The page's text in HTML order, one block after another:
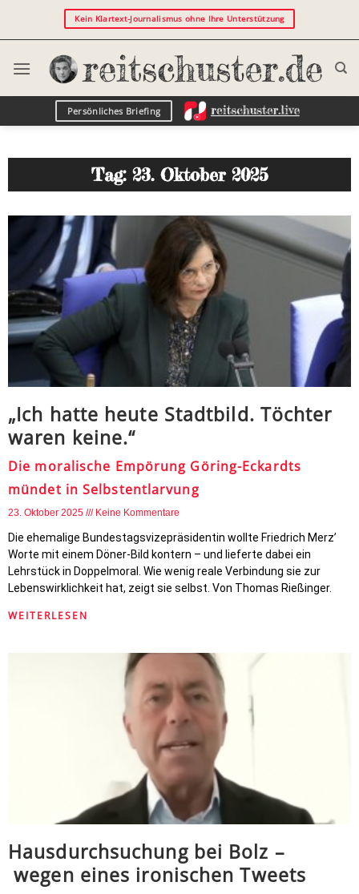
Kein Klartext-Journalismus ohne Ihre Unterstützung
Persönliches Briefing
Tag: 23. Oktober 2025
„Ich hatte heute Stadtbild. Töchter
waren keine.“
Die moralische Empörung Göring-Eckardts
mündet in Selbstentlarvung
23. Oktober 2025 Keine Kommentare
Die ehemalige Bundestagsvizepräsidentin wollte Friedrich Merz’
Worte mit einem Döner-Bild kontern – und lieferte dabei ein
Lehrstück in Doppelmoral. Wie wenig reale Verbindung sie zur
Lebenswirklichkeit hat, zeigt sie selbst. Von Thomas Rießinger.
WEITERLESEN
Hausdurchsuchung bei Bolz –
wegen eines ironischen Tweets